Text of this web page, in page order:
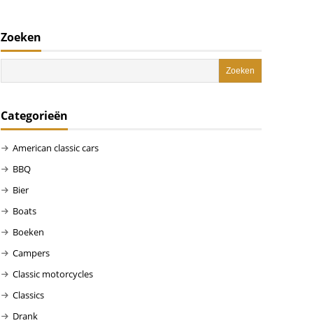
Zoeken
Categorieën
American classic cars
BBQ
Bier
Boats
Boeken
Campers
Classic motorcycles
Classics
Drank